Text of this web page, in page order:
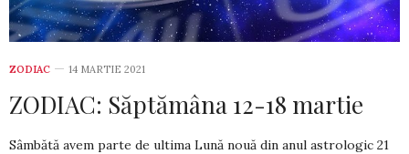
ZODIAC 14 MARTIE 2021
ZODIAC: Săptămâna 12-18 martie
Sâmbătă avem parte de ultima Lună nouă din anul astrologic 21